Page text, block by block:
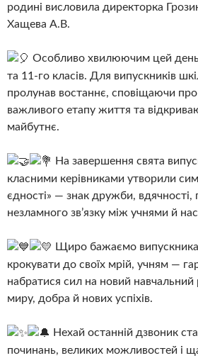
родині висловила директорка
Хащева А.В.
Особливо хвилюючим цей день
та 11-го класів. Для випускників
пролунав востаннє, сповіщаючи
важливого етапу життя та
майбутнє.
На завершення свята
класними керівниками утворили
єдності» — знак дружби, вдячності,
незламного зв’язку між учнями й
Щиро бажаємо
крокувати до своїх мрій, учням —
набратися сил на новий навчальний
миру, добра й нових успіхів.
Нехай останній дзвоник
починань, великих можливостей і